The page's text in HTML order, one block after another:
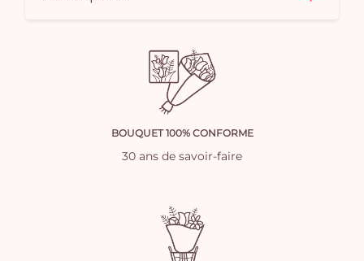
BOUQUET 100% CONFORME
30 ans de savoir-faire